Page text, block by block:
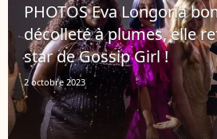
PHOTOS Eva Longoria
décolleté à plumes, elle
star de Gossip Girl !
2 octobre 2023